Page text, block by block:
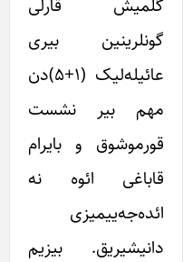
گلمیش قارلی
گونلرینین بیری
عائیله‌لیک (۱+۵)دن
مهم بیر نشست
قورموشوق و بایرام
قاباغی ائوه نه
ائده‌جه‌ییمیزی
دانیشیریق. بیزیم